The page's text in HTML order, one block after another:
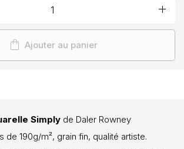
add
shopping_bag Ajouter au panier
Simply de Daler Rowney
de 190g/m², grain fin, qualité artiste.